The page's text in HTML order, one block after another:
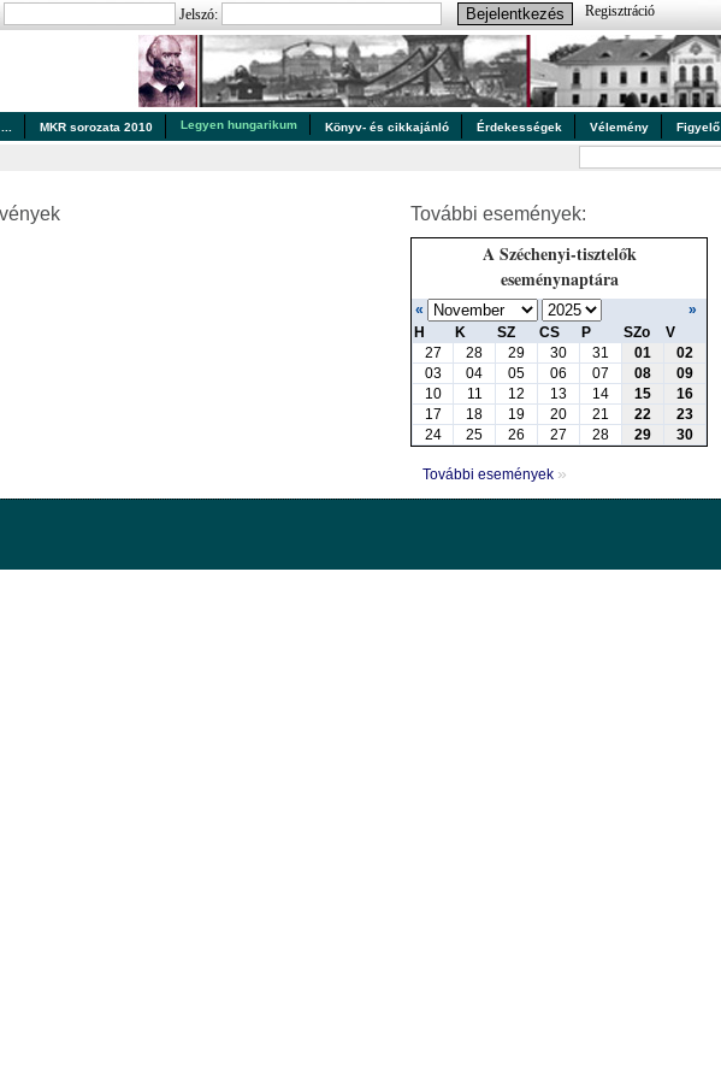
Jelszó: Regisztráció
MKR sorozata 2010 Legyen hungarikum Könyv- és cikkajánló Érdekességek Vélemény Figyelő
További események:
A Széchenyi-tisztelők
eseménynaptára
«
»
H
K SZ CS P SZo
V
27
28 29 30 31 01
02
03
04 05 06 07 08
09
10
11 12 13 14 15
16
17
18 19 20 21 22
23
24
25 26 27 28 29 30
További események »